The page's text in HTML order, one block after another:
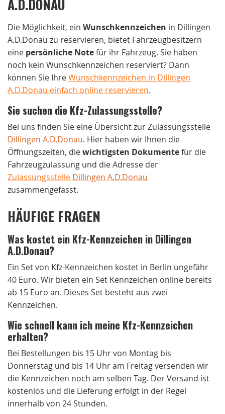
Die Möglichkeit, ein Wunschkennzeichen in Dillingen
A.D.Donau zu reservieren, bietet Fahrzeugbesitzern
eine persönliche Notefür ihr Fahrzeug. Sie haben
noch kein Wunschkennzeichen reserviert? Dann
können Sie IhreWunschkennzeichen in Dillingen
A.D.Donau einfach online reservieren.
Sie suchen die Kfz-Zulassungsstelle?
Bei uns finden Sie eine Übersicht zur Zulassungsstelle
Dillingen A.D.Donau. Hier haben wir Ihnen die
Öffnungszeiten, diewichtigsten Dokumentefür die
Fahrzeugzulassung und die Adresse der
Zulassungsstelle Dillingen A.D.Donau
zusammengefasst.
HÄUFIGE FRAGEN
Was kostet ein Kfz-Kennzeichen in Dillingen
A.D.Donau?
Ein Set von Kfz-Kennzeichen kostet in Berlin ungefähr
40 Euro. Wir bieten ein Set Kennzeichen online bereits
ab 15 Euro an. Dieses Set besteht aus zwei
Kennzeichen.
Wie schnell kann ich meine Kfz-Kennzeichen
erhalten?
Bei Bestellungen bis 15 Uhr von Montag bis
Donnerstag und bis 14 Uhr am Freitag versenden wir
die Kennzeichen noch am selben Tag. Der Versand ist
kostenlos und die Lieferung erfolgt in der Regel
innerhalb von 24 Stunden.